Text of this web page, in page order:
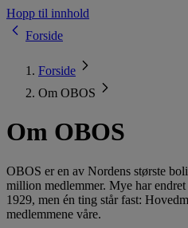
Hopp til innhold
Forside
Forside
Om OBOS
Om OBOS
OBOS er en av Nordens største
million medlemmer. Mye har
1929, men én ting står fast:
medlemmene våre.